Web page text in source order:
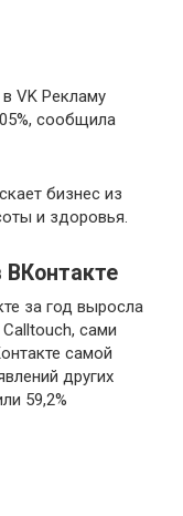
VK Рекламу
сообщила
бизнес из
и здоровья.
за год выросла
сами
самой
других
59,2%